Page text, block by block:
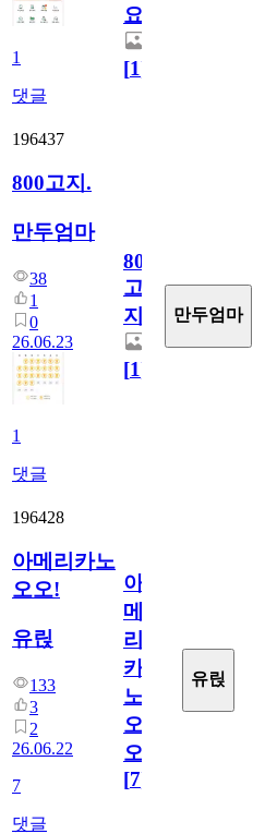
1
댓글
요)
[1]
196437
800고지.
만두엄마
38
1
0
26.06.23
1
댓글
800
고
지.
[1]
만두엄마
196428
아메리카노
오오!
유릱
133
3
2
26.06.22
7
댓글
아
메
리
카
노
오
오!
[7]
유릱